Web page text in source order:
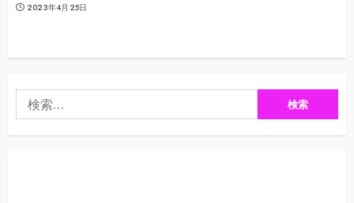
2023年4月25日
索: